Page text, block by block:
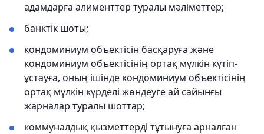
адамдарға алименттер туралы мәліметтер;
банктік шоты;
кондоминиум объектісін басқаруға және
кондоминиум объектісінің ортақ мүлкін күтіп-
ұстауға, оның ішінде кондоминиум объектісінің
ортақ мүлкін күрделі жөндеуге ай сайынғы
жарналар туралы шоттар;
коммуналдық қызметтерді тұтынуға арналған